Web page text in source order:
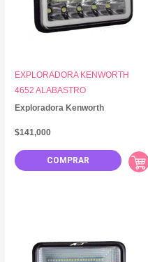
Exploradora Kenworth
EXPLORADORA KENWORTH
4652 ALABASTRO
COMPRAR
$141,000